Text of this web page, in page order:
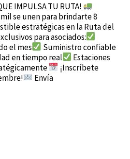
IMPULSA TU RUTA!
se unen para brindarte 8
estratégicas en la Ruta del
para asociados:
el mes
Suministro confiable
en tiempo real
Estaciones
¡Inscríbete
Envía